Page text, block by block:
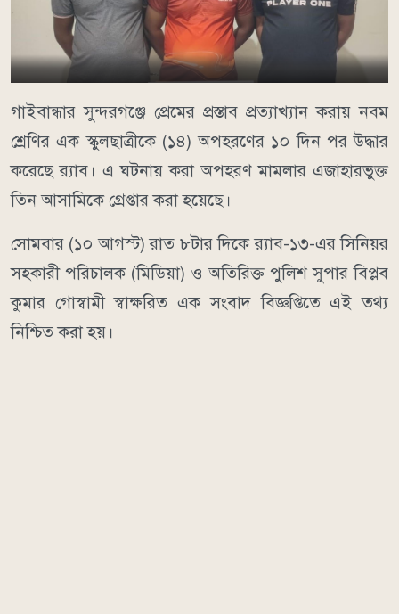
গাইবান্ধার সুন্দরগঞ্জে প্রেমের প্রস্তাব প্রত্যাখ্যান করায় নবম
শ্রেণির এক স্কুলছাত্রীকে (১৪) অপহরণের ১০ দিন পর উদ্ধার
করেছে র‍্যাব। এ ঘটনায় করা অপহরণ মামলার এজাহারভুক্ত
তিন আসামিকে গ্রেপ্তার করা হয়েছে।
সোমবার (১০ আগস্ট) রাত ৮টার দিকে র‍্যাব-১৩-এর সিনিয়র
সহকারী পরিচালক (মিডিয়া) ও অতিরিক্ত পুলিশ সুপার বিপ্লব
কুমার গোস্বামী স্বাক্ষরিত এক সংবাদ বিজ্ঞপ্তিতে এই তথ্য
নিশ্চিত করা হয়।